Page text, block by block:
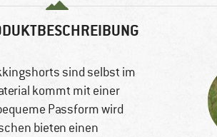
sind selbst im
kommt mit einer
Passform wird
bieten einen